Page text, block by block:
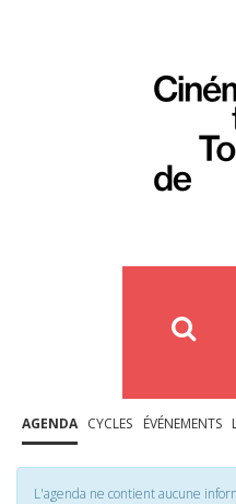
AGENDA CYCLES ÉVÉNEMENTS
L'agenda ne contient aucune